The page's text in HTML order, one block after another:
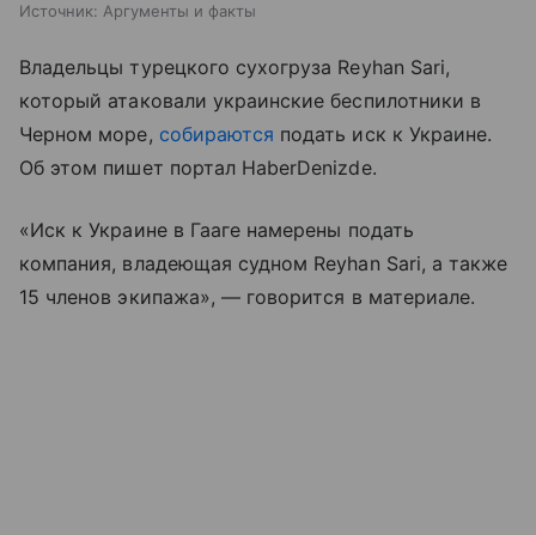
Источник: Аргументы и факты
Владельцы турецкого сухогруза Reyhan Sari,
который атаковали украинские беспилотники в
Черном море, собираются подать иск к Украине.
Об этом пишет портал HaberDenizde.
«Иск к Украине в Гааге намерены подать
компания, владеющая судном Reyhan Sari, а также
15 членов экипажа», — говорится в материале.